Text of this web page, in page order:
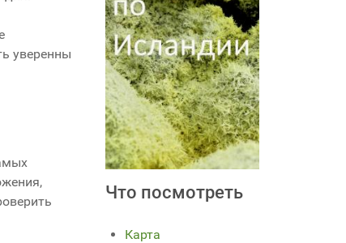
уверенны
Что посмотреть
Карта